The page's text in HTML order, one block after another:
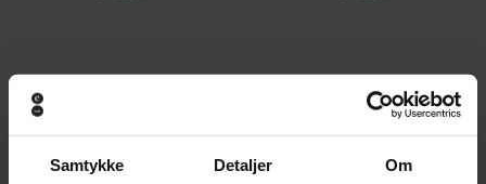
Samtykke Detaljer Om